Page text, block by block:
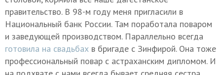
правительство. В 98-м году меня пригласили в
Национальный банк России. Там поработала поваром
и заведующей производством. Параллельно всегда
готовила на свадьбах в бригаде с Зинфирой. Она тоже
профессиональный повар с астраханским дипломом. И